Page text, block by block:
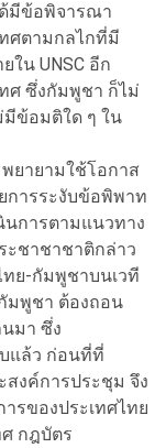
ด้มีข้อพิจารณา
ทศตามกลไกที่มี
ใน UNSC อีก
ศ ซึ่งกัมพูชา ก็ไม่
มีข้อมติใด ๆ ใน
ยายามใช้โอกาส
การระงับข้อพิพาท
นการตามแนวทาง
ะชาชาชาติกล่าว
ย-กัมพูชาบนเวที
มพูชา ต้องถอน
มา ซึ่ง
แล้ว ก่อนที่ที่
งค์การประชุม จึง
รของประเทศไทย
กฎบัตร